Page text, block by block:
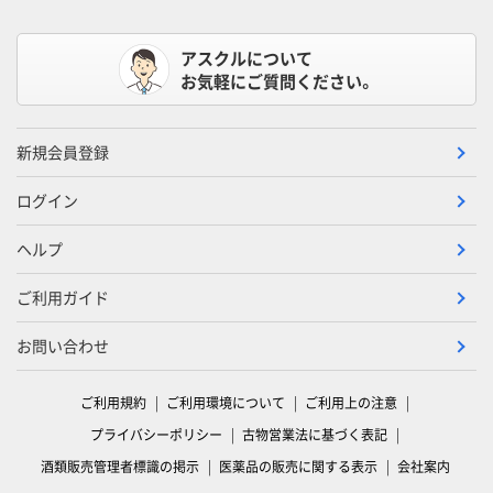
アスクルについて
お気軽にご質問ください。
新規会員登録
ログイン
ヘルプ
ご利用ガイド
お問い合わせ
ご利用規約 ご利用環境について
ご利用上の注意
プライバシーポリシー
古物営業法に基づく表記
酒類販売管理者標識の掲示
医薬品の販売に関する表示 会社案内